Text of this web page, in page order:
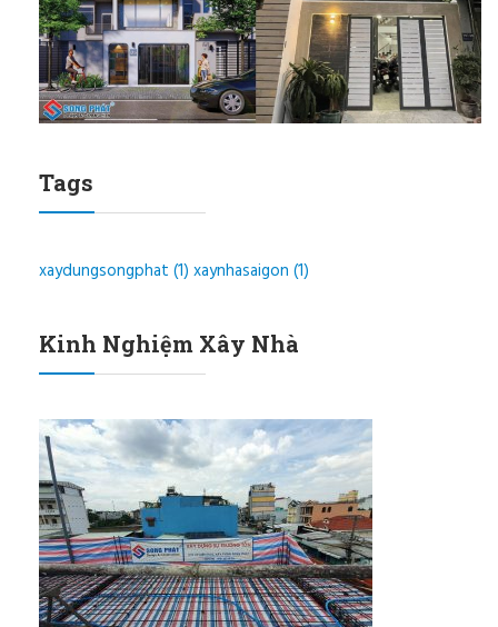
Tags
xaydungsongphat (1) xaynhasaigon (1)
Kinh Nghiệm Xây Nhà